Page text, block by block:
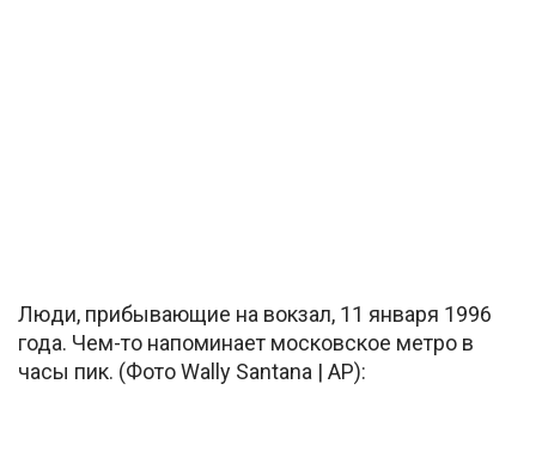
Люди, прибывающие на вокзал, 11 января 1996
года. Чем-то напоминает московское метро в
часы пик. (Фото Wally Santana | AP):